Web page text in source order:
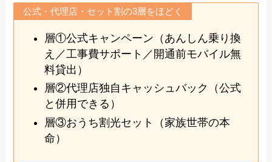
公式・代理店・セット割の3層をほどく
層①公式キャンペーン（あんしん乗り換
え／工事費サポート／開通前モバイル無
料貸出）
層②代理店独自キャッシュバック（公式
と併用できる）
層③おうち割光セット（家族世帯の本
命）